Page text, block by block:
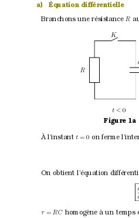
a) Équation différentielle
Branchons une résistance R
R
K
t < 0
Figure 1a
À l’instant t= 0 on ferme
On obtient l’équation dif
τ=RC homogène à un temps